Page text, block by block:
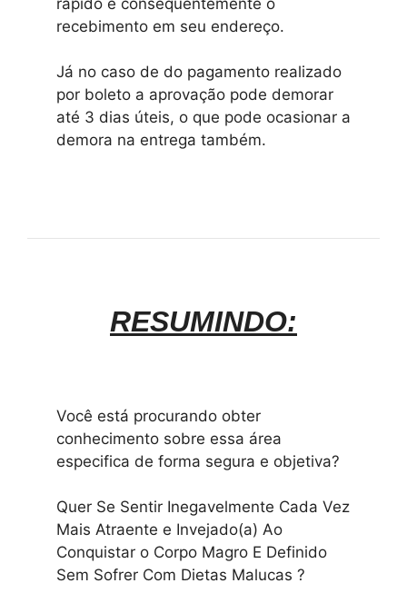
recebimento em seu endereço.
Já no caso de do pagamento realizado
por boleto a aprovação pode demorar
até 3 dias úteis, o que pode ocasionar a
demora na entrega também.
RESUMINDO:
Você está procurando obter
conhecimento sobre essa área
especifica de forma segura e objetiva?
Quer Se Sentir Inegavelmente Cada Vez
Mais Atraente e Invejado(a) Ao
Conquistar o Corpo Magro E Definido
Sem Sofrer Com Dietas Malucas ?